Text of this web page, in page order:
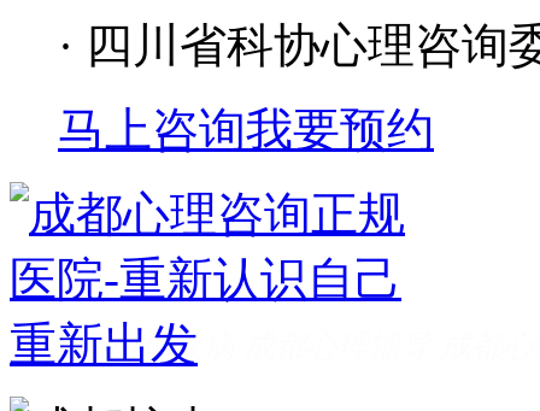
· 四川省科协心理咨询
马上咨询我要预约
成都看心理疾病